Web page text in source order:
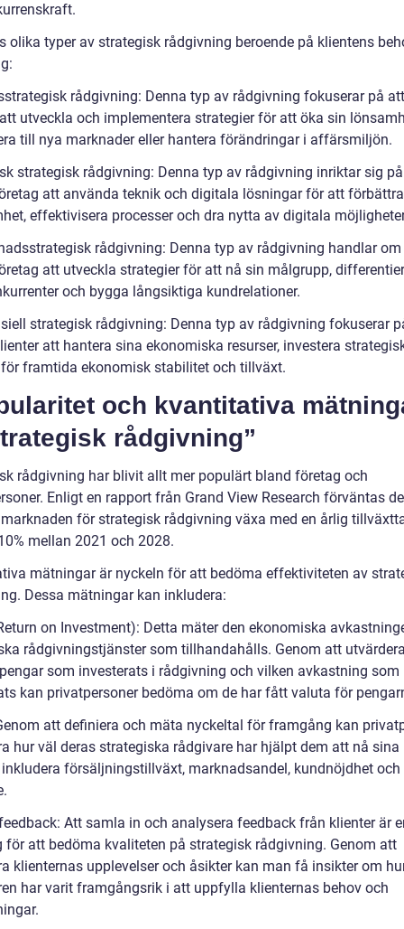
olika typer av strategisk rådgivning beroende på klientens
rådgivning: Denna typ av rådgivning fokuserar på
utveckla och implementera strategier för att öka sin
till nya marknader eller hantera förändringar i affärsmiljön.
strategisk rådgivning: Denna typ av rådgivning inriktar sig
att använda teknik och digitala lösningar för att
effektivisera processer och dra nytta av digitala
rådgivning: Denna typ av rådgivning handlar
att utveckla strategier för att nå sin målgrupp,
och bygga långsiktiga kundrelationer.
strategisk rådgivning: Denna typ av rådgivning fokuserar
att hantera sina ekonomiska resurser, investera
framtida ekonomisk stabilitet och tillväxt.
och kvantitativa
rådgivning”
rådgivning har blivit allt mer populärt bland företag och
Enligt en rapport från Grand View Research förväntas
för strategisk rådgivning växa med en årlig
mellan 2021 och 2028.
mätningar är nyckeln för att bedöma effektiviteten av
Dessa mätningar kan inkludera:
on Investment): Detta mäter den ekonomiska
rådgivningstjänster som tillhandahålls. Genom att
som investerats i rådgivning och vilken avkastning som
kan privatpersoner bedöma om de har fått valuta för
att definiera och mäta nyckeltal för framgång kan
hur väl deras strategiska rådgivare har hjälpt dem att nå sina
inkludera försäljningstillväxt, marknadsandel, kundnöjdhet och
Att samla in och analysera feedback från klienter är
för att bedöma kvaliteten på strategisk rådgivning. Genom att
klienternas upplevelser och åsikter kan man få insikter om
har varit framgångsrik i att uppfylla klienternas behov och